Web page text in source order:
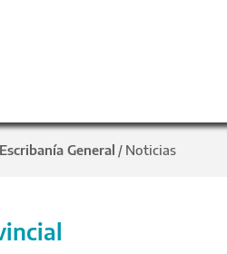
Escribanía General / Noticias